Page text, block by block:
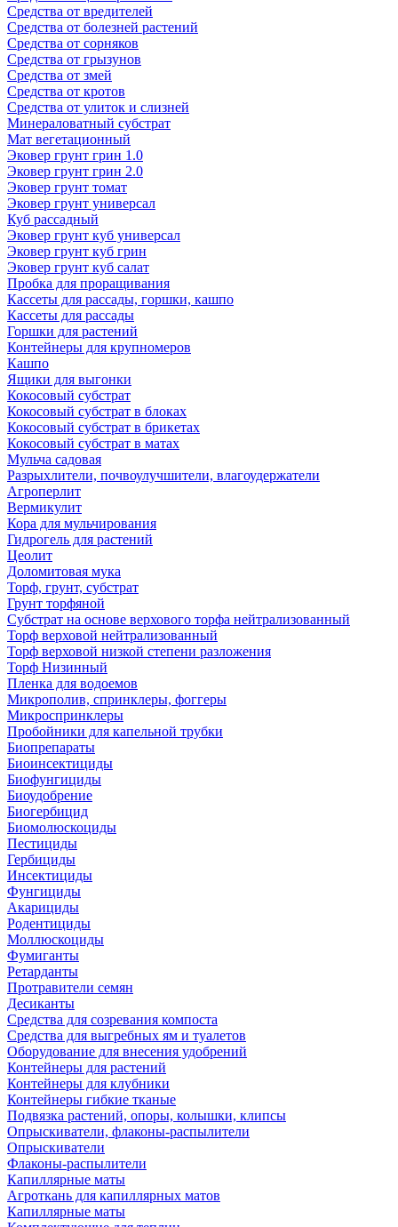
Средства от вредителей
Средства от болезней растений
Средства от сорняков
Средства от грызунов
Средства от змей
Средства от кротов
Средства от улиток и слизней
Минераловатный субстрат
Мат вегетационный
Эковер грунт грин 1.0
Эковер грунт грин 2.0
Эковер грунт томат
Эковер грунт универсал
Куб рассадный
Эковер грунт куб универсал
Эковер грунт куб грин
Эковер грунт куб салат
Пробка для проращивания
Кассеты для рассады, горшки, кашпо
Кассеты для рассады
Горшки для растений
Контейнеры для крупномеров
Кашпо
Ящики для выгонки
Кокосовый субстрат
Кокосовый субстрат в блоках
Кокосовый субстрат в брикетах
Кокосовый субстрат в матах
Мульча садовая
Разрыхлители, почвоулучшители, влагоудержатели
Агроперлит
Вермикулит
Кора для мульчирования
Гидрогель для растений
Цеолит
Доломитовая мука
Торф, грунт, субстрат
Грунт торфяной
Субстрат на основе верхового торфа нейтрализованный
Торф верховой нейтрализованный
Торф верховой низкой степени разложения
Торф Низинный
Пленка для водоемов
Микрополив, спринклеры, фоггеры
Микроспринклеры
Пробойники для капельной трубки
Биопрепараты
Биоинсектициды
Биофунгициды
Биоудобрение
Биогербицид
Биомолюскоциды
Пестициды
Гербициды
Инсектициды
Фунгициды
Акарициды
Родентициды
Моллюскоциды
Фумиганты
Ретарданты
Протравители семян
Десиканты
Средства для созревания компоста
Средства для выгребных ям и туалетов
Оборудование для внесения удобрений
Контейнеры для растений
Контейнеры для клубники
Контейнеры гибкие тканые
Подвязка растений, опоры, колышки, клипсы
Опрыскиватели, флаконы-распылители
Опрыскиватели
Флаконы-распылители
Капиллярные маты
Агроткань для капиллярных матов
Капиллярные маты